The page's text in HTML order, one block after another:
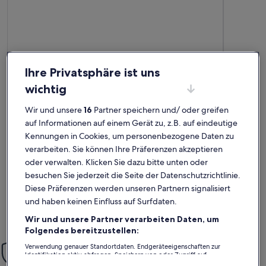
Weitere Infos zu Charming Apartment Near City Center Of
Premium-Gastgeber
Stilvoll wohnen in Kopenhagen
10 von 10
Außergewöhnlich
außergewöhnlich
30 Bewertungen
(30
bewertungen)
Vielen Dank an Kirsten und Sören,wir hatten ein paar
wunderschöne Tage in Kopenhagen. Nach einer sehr netten
Einweisung durch die Gastgeber haben wir uns in der
liebevoll und inspirierend eingerichteten, sehr ruhig
gelegenen Wohnung rundum wohlgefühlt.Gerne
wieder!Detlev und Eike
Detlev B.
Weitere
rasch
Einfach sorglos
Ihre Privatsphäre ist uns
wichtig
Wir und unsere16 Partner speichern und/ oder greifen
auf Informationen auf einem Gerät zu, z.B. auf eindeutige
Kennungen in Cookies, um personenbezogene Daten zu
verarbeiten. Sie können Ihre Präferenzen akzeptieren
oder verwalten. Klicken Sie dazu bitte unten oder
besuchen Sie jederzeit die Seite der Datenschutzrichtlinie.
Diese Präferenzen werden unseren Partnern signalisiert
und haben keinen Einfluss auf Surfdaten.
Wir und unsere Partner verarbeiten Daten, um
Folgendes bereitzustellen:
Verwendung genauer Standortdaten. Endgeräteeigenschaften zur
Identifikation aktiv abfragen. Speichern von oder Zugriff auf